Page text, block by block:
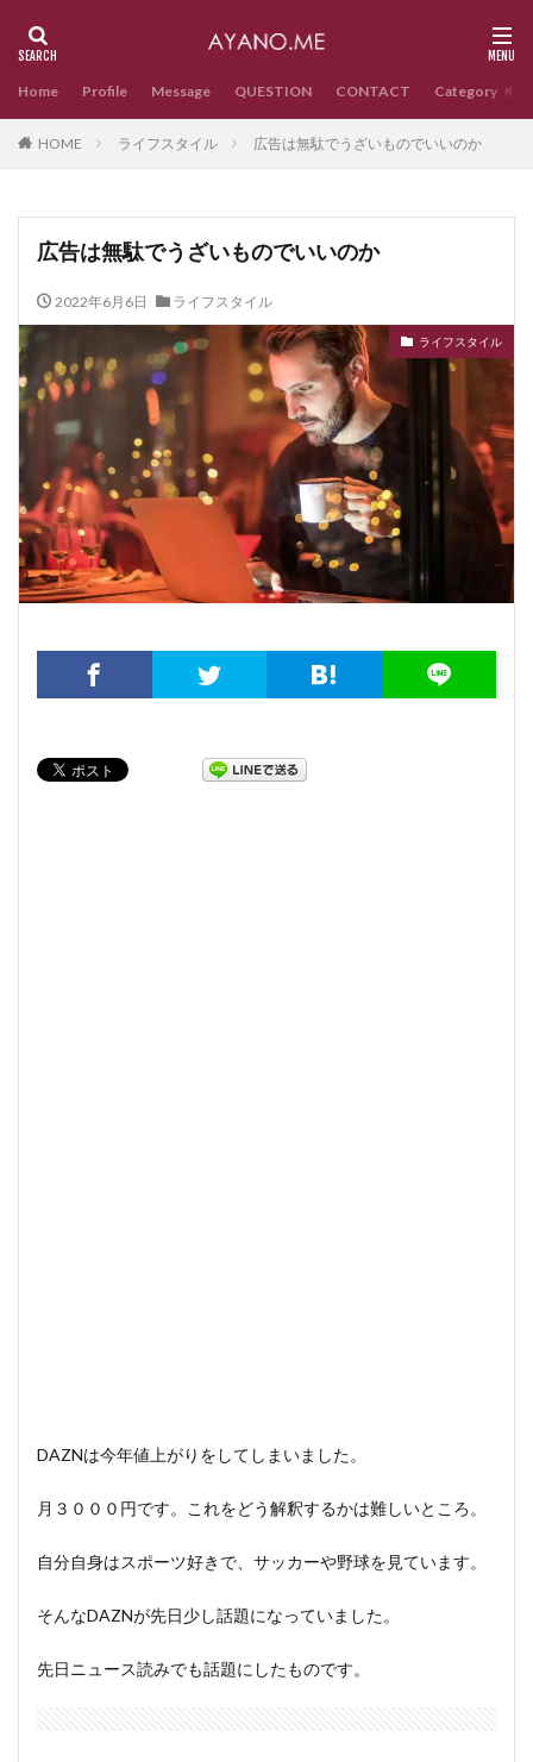
Home Profile Message QUESTION CONTACT Category
HOME ライフスタイル 広告は無駄でうざいものでいいのか
広告は無駄でうざいものでいいのか
2022年6月6日 ライフスタイル
ライフスタイル
DAZNは今年値上がりをしてしまいました。
月３０００円です。これをどう解釈するかは難しいところ。
自分自身はスポーツ好きで、サッカーや野球を見ています。
そんなDAZNが先日少し話題になっていました。
先日ニュース読みでも話題にしたものです。